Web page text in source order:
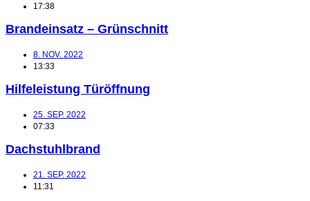
17:38
Brandeinsatz – Grünschnitt
8. NOV. 2022
13:33
Hilfeleistung Türöffnung
25. SEP. 2022
07:33
Dachstuhlbrand
21. SEP. 2022
11:31